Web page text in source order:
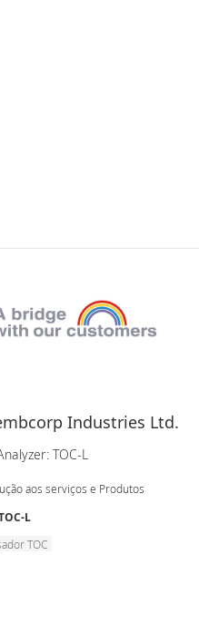
Industries Ltd.
TOC-L
aos serviços e Produtos
L
TOC